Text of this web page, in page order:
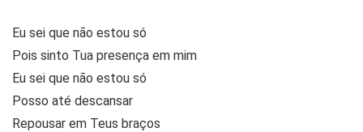
Eu sei que não estou só
Pois sinto Tua presença em mim
Eu sei que não estou só
Posso até descansar
Repousar em Teus braços